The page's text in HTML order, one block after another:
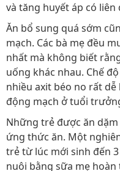
và tăng huyết áp có liên
Ăn bổ sung quá sớm
mạch. Các bà mẹ đều
nhất mà không biết
uống khác nhau. Chế
nhiều axit béo no rất
động mạch ở tuổi
Những trẻ được ăn
ứng thức ăn. Một
trẻ từ lúc mới sinh đến
nuôi bằng sữa mẹ